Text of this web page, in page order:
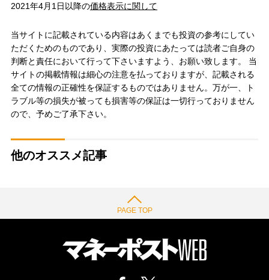
2021年4月1日以降の価格表示に関して
当サイトに記載されている内容はあくまでも投資の参考にしてい
ただくためのものであり、実際の投資にあたっては読者ご自身の
判断と責任において行って下さいますよう、お願い致します。 当
サイトの掲載情報は細心の注意を払っておりますが、記載される
全ての情報の正確性を保証するものではありません。万が一、ト
ラブル等の損失が被っても損害等の保証は一切行っておりません
ので、予めご了承下さい。
他のオススメ記事
PAGE TOP